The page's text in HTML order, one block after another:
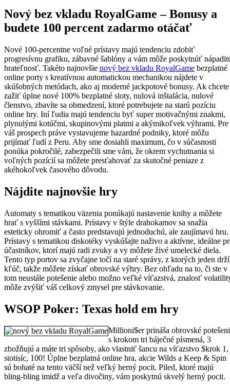
Nový bez vkladu RoyalGame – Bonusy a
budete 100 percent zadarmo otáčať
Nové 100-percentne voľné prístavy majú tendenciu zdobiť
progresívnu grafiku, zábavné šablóny a vám môže poskytnúť
hrateľnosť. Takéto najnovšie nový bez vkladu RoyalGame bezplatné
online porty s kreatívnou automatickou mechanikou nájdete v
skúšobných metódach, ako aj moderné jackpotové bonusy. Ak chcete
zažiť úplne nové 100% bezplatné sloty, nulová inštalácia, nulové
členstvo, zbavíte sa obmedzení, ktoré potrebujete na starú pozíciu
online hry. Iní ľudia majú tendenciu byť super motivačnými znakmi,
plynulými kotúčmi, skupinovými platmi a akýmikoľvek výhrami. Pre
váš prospech práve vystavujeme hazardné podniky, ktoré môžu
prijímať ľudí z Peru. Aby sme dosiahli maximum, čo v súčasnosti
ponúka pokročilé, zabezpečili sme vám, že okrem vychutnania si
voľných pozícií sa môžete presťahovať za skutočné peniaze z
akéhokoľvek časového dôvodu.
Nájdite najnovšie hry
Automaty s tematikou väzenia ponúkajú nastavenie knihy a môžete
hrať s vyššími stávkami. Prístavy v štýle drahokamov sa snažia
esteticky ohromiť a často predstavujú jednoduchú, ale zaujímavú hru.
Prístavy s tematikou diskotéky vyskúšajte naživo a aktívne, ideálne
účastníkov, ktorí majú radi zvuky a vy môžete živé umelecké diela.
Tento typ portov sa zvyčajne točí na staré správy, z ktorých jeden drží
kľúč, takže môžete získať obrovské výhry. Bez ohľadu na to, či ste v
tom neustále potešenie alebo možno veľké víťazstvá, znalosť
môže zvýšiť váš celkový zmysel pre stávkovanie.
WSOP Poker: Texas hold em hry
Millioni$er prináša obrovské
s krokom tri báječné písmená, 3
zbožňujú a máte tri spôsoby, ako vlastniť šancu na víťazstvo $krok 1,
stotisíc, 100! Úplne bezplatná online hra, akcie Wilds a Keep & Spin
sú bohaté na tento väčší než veľký herný pocit. Piled, ktoré majú
bling-bling imidž a veľa divočiny, vám poskytnú skvelý herný pocit.